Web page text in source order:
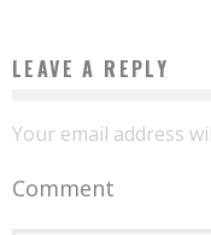
LEAVE A REPLY
Your email address
Comment